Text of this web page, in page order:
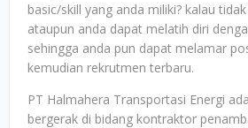
basic/skill yang anda miliki? kalau
ataupun anda dapat melatih diri
sehingga anda pun dapat melamar
kemudian rekrutmen terbaru.
PT Halmahera Transportasi Energi
bergerak di bidang kontraktor